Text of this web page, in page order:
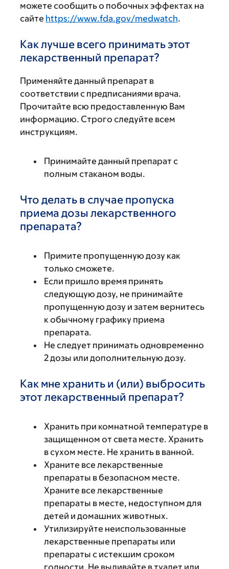
можете сообщить о побочных эффектах на
сайте https://www.fda.gov/medwatch.
Как лучше всего принимать этот
лекарственный препарат?
Применяйте данный препарат в
соответствии с предписаниями врача.
Прочитайте всю предоставленную Вам
информацию. Строго следуйте всем
инструкциям.
Принимайте данный препарат с
полным стаканом воды.
Что делать в случае пропуска
приема дозы лекарственного
препарата?
Примите пропущенную дозу как
только сможете.
Если пришло время принять
следующую дозу, не принимайте
пропущенную дозу и затем вернитесь
к обычному графику приема
препарата.
Не следует принимать одновременно
2 дозы или дополнительную дозу.
Как мне хранить и (или) выбросить
этот лекарственный препарат?
Хранить при комнатной температуре в
защищенном от света месте. Хранить
в сухом месте. Не хранить в ванной.
Храните все лекарственные
препараты в безопасном месте.
Храните все лекарственные
препараты в месте, недоступном для
детей и домашних животных.
Утилизируйте неиспользованные
лекарственные препараты или
препараты с истекшим сроком
годности. Не выливайте в туалет или